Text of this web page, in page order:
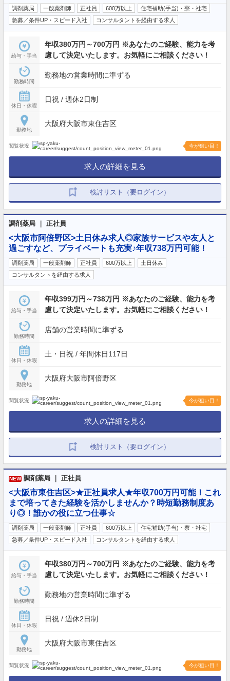
調剤薬局 一般薬剤師 正社員 600万以上
住宅補助(手当)・寮・社宅
急募／条件UP・スピード入社
コンサルタントを経由する求人
給与・手当
年収380万円～700万円 ※あなたのご経験、能力を考
慮して決定いたします。お気軽にご相談ください！
勤務時間
勤務地の営業時間に準ずる
休日・休暇
日祝 / 週休2日制
勤務地
大阪府大阪市東住吉区
閲覧状況 今が狙い目！
求人の詳細を見る
検討リスト（要ログイン）
調剤薬局 ｜ 正社員
<大阪市阿倍野区>土日休み求人◎家族サービスや友人と
過ごすなど、プライベートも充実♪年収738万円可能！
調剤薬局 一般薬剤師 正社員 600万以上
土日休み
コンサルタントを経由する求人
給与・手当
年収399万円～738万円 ※あなたのご経験、能力を考
慮して決定いたします。お気軽にご相談ください！
勤務時間
店舗の営業時間に準ずる
休日・休暇
土・日祝 / 年間休日117日
勤務地
大阪府大阪市阿倍野区
閲覧状況 今が狙い目！
求人の詳細を見る
検討リスト（要ログイン）
NEW 調剤薬局 ｜ 正社員
<大阪市東住吉区>★正社員求人★年収700万円可能！これ
まで培ってきた経験を活かしませんか？時短勤務制度あ
り◎！誰かの役に立つ仕事☆
調剤薬局 一般薬剤師 正社員 600万以上
住宅補助(手当)・寮・社宅
急募／条件UP・スピード入社
コンサルタントを経由する求人
給与・手当
年収380万円～700万円 ※あなたのご経験、能力を考
慮して決定いたします。お気軽にご相談ください！
勤務時間
勤務地の営業時間に準ずる
休日・休暇
日祝 / 週休2日制
勤務地
大阪府大阪市東住吉区
閲覧状況 今が狙い目！